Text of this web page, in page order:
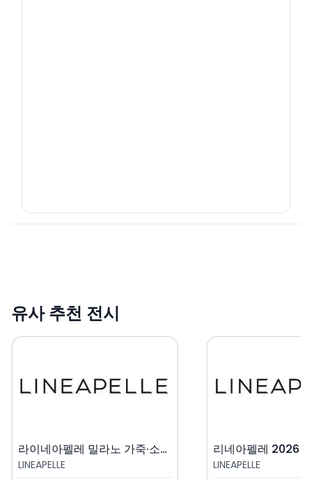
유사 추천 전시
라이네아펠레 밀라노 가죽·소재·부..
LINEAPELLE
리네아펠레 2026 (
LINEAPELLE